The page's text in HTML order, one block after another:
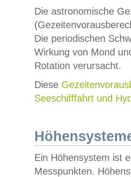
Die astronomische
Die periodischen
Wirkung von Mond
Rotation verursacht.
Diese
Seeschifffahrt und
Ein Höhensystem ist
Messpunkten.